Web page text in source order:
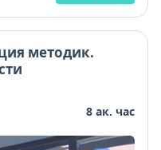
методик.
8 ак. час